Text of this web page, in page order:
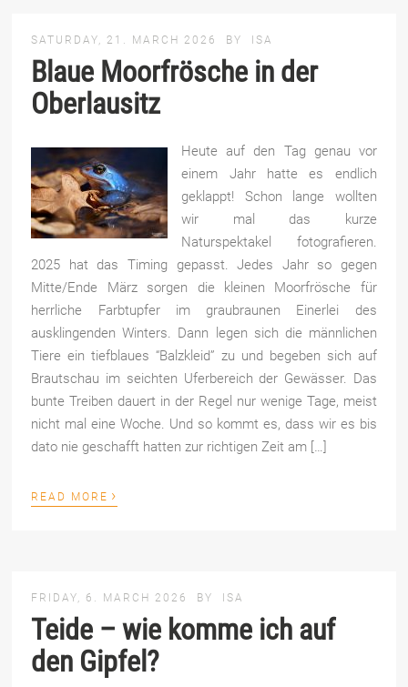
SATURDAY, 21. MARCH 2026 BY ISA
Blaue Moorfrösche in der
Oberlausitz
Heute auf den Tag genau vor
einem Jahr hatte es endlich
geklappt! Schon lange wollten
wir mal das kurze
Naturspektakel fotografieren.
2025 hat das Timing gepasst. Jedes Jahr so gegen
Mitte/Ende März sorgen die kleinen Moorfrösche für
herrliche Farbtupfer im graubraunen Einerlei des
ausklingenden Winters. Dann legen sich die männlichen
Tiere ein tiefblaues “Balzkleid” zu und begeben sich auf
Brautschau im seichten Uferbereich der Gewässer. Das
bunte Treiben dauert in der Regel nur wenige Tage, meist
nicht mal eine Woche. Und so kommt es, dass wir es bis
dato nie geschafft hatten zur richtigen Zeit am […]
READ MORE ›
FRIDAY, 6. MARCH 2026 BY ISA
Teide – wie komme ich auf
den Gipfel?